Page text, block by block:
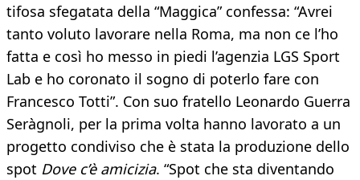
tifosa sfegatata della “Maggica” confessa: “Avrei
tanto voluto lavorare nella Roma, ma non ce l’ho
fatta e così ho messo in piedi l’agenzia LGS Sport
Lab e ho coronato il sogno di poterlo fare con
Francesco Totti”. Con suo fratello Leonardo Guerra
Seràgnoli, per la prima volta hanno lavorato a un
progetto condiviso che è stata la produzione dello
spot Dove c’è amicizia. “Spot che sta diventando